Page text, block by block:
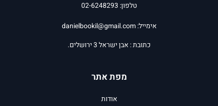
טלפון: 02-6248293
אימייל:danielbookil@gmail.com
כתובת : אבן ישראל 3 ירושלים.
מפת אתר
אודות